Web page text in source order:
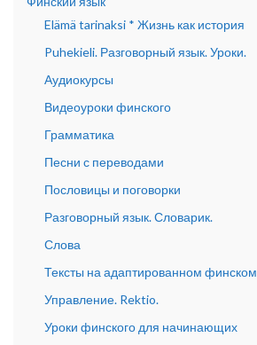
Elämä tarinaksi * Жизнь как история
Puhekieli. Разговорный язык. Уроки.
Аудиокурсы
Видеоуроки финского
Грамматика
Песни с переводами
Пословицы и поговорки
Разговорный язык. Словарик.
Слова
Тексты на адаптированном финском
Управление. Rektio.
Уроки финского для начинающих